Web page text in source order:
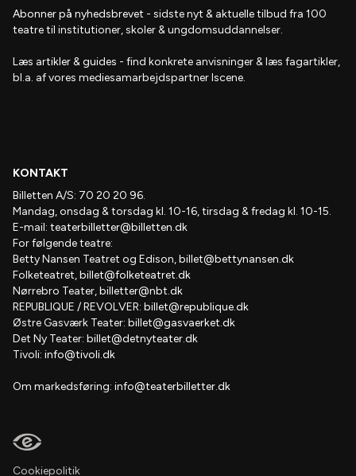
Abonner på nyhedsbrevet - sidste nyt & aktuelle tilbud fra 100
teatre til institutioner, skoler & ungdomsuddannelser.
Læs artikler & guides - find konkrete anvisninger & læs fagartikler,
bl.a. af vores mediesamarbejdspartner Iscene.
KONTAKT
Billetten A/S: 70 20 20 96.
Mandag, onsdag & torsdag kl. 10-16, tirsdag & fredag kl. 10-15.
E-mail: teaterbilletter@billetten.dk
For følgende teatre:
Betty Nansen Teatret og Edison,billet@bettynansen.dk
Folketeatret,billet@folketeatret.dk
Nørrebro Teater,billetter@nbt.dk
REPUBLIQUE / REVOLVER: billet@republique.dk
Østre Gasværk Teater: billet@gasvaerket.dk
Det Ny Teater: billet@detnyteater.dk
Tivoli: info@tivoli.dk
Om markedsføring: info@teaterbilletter.dk
Cookiepolitik